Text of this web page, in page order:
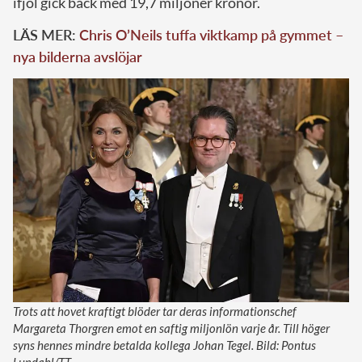
LÄS MER: Chris O’Neils tuffa viktkamp på gymmet –
nya bilderna avslöjar
Trots att hovet kraftigt blöder tar deras informationschef
Margareta Thorgren emot en saftig miljonlön varje år. Till höger
syns hennes mindre betalda kollega Johan Tegel. Bild: Pontus